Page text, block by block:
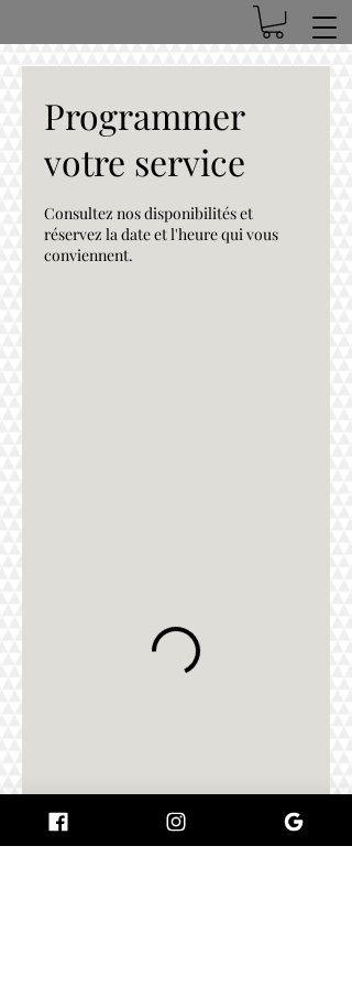
Programmer
votre service
Consultez nos disponibilités et
réservez la date et l'heure qui vous
conviennent.